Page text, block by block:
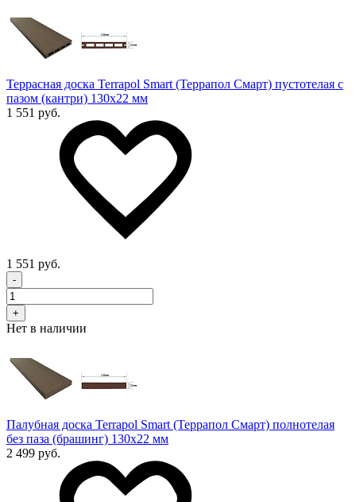
Террасная доска Terrapol Smart (Террапол Смарт) пустотелая с
пазом (кантри) 130х22 мм
1 551 руб.
1 551 руб.
-
+
Нет в наличии
Палубная доска Terrapol Smart (Террапол Смарт) полнотелая
без паза (брашинг) 130х22 мм
2 499 руб.